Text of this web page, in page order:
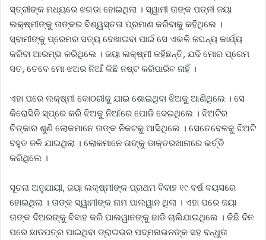
ସ୍ତ୍ରୀଙ୍କ ମଧ୍ୟରେ ଝଗଡା ହୋଇଥିଲା । ସ୍ୱାମୀ ତାଙ୍କ ପତ୍ନୀ ଜୟା
ଲକ୍ଷ୍ମୀଙ୍କୁ ତାଙ୍କର ବିଶ୍ୱସ୍ତତା ପ୍ରମାଣ କରିବାକୁ କହିଥିଲେ ।
ସ୍ବାମୀଙ୍କୁ ପ୍ରେମର ସତ୍ୟ ଦେଖାଇବା ପାଇଁ ସେ ଏଭଳି ଜଘନ୍ୟ କାର୍ଯ୍ୟ
କରିବା ଆରମ୍ଭ କରିଥିଲେ । ଜୟା ଲକ୍ଷ୍ମୀ କହିଛନ୍ତି, ଯଦି ମୋର ପ୍ରେମ
ସତ, ତେବେ ମୋ ଝଅର ନିଆଁ କିଛି ନଷ୍ଟ କରିପାରିବ ନାହିଁ ।
ଏହା ପରେ ଲକ୍ଷ୍ମୀ କୋଠରୀକୁ ଯାଇ ଶୋଇଥିବା ଝିଅକୁ ଆଣିଥିଲେ । ସେ
କିରୋସିନି ସ୍ପ୍ରେ କରି ଝିଅକୁ ନିଆଁରେ ପୋଡି ଦେଇଥିଲେ । ଝିଅଟିର
ଚିତ୍କାର ଶୁଣି ଲୋକମାନେ ତାଙ୍କ ନିକଟକୁ ଆସିଥିଲେ । ସେତେବେଳକୁ ଝିଅଟି
ବହୁତ ଜଳି ଯାଇଥିଲା । ଲୋକମାନେ ତାଙ୍କୁ ଡାକ୍ତରଖାନାରେ ଭର୍ତ୍ତି
କରିଥିଲେ ।
ସୂଚନା ଅନୁଯାୟୀ, ଜୟା ଲକ୍ଷ୍ମୀଙ୍କ ପ୍ରଥମ ବିବାହ ୧୯ ବର୍ଷ ବୟସରେ
ହୋଇଥିଲା । ତାଙ୍କ ସ୍ୱାମୀଙ୍କ ନାମ ପାଲୱାନ ଥିଲା । ଏହା ପରେ ଜୟା
ତାଙ୍କ ଦିଅରଙ୍କୁ ବିବାହ କରି ପାଲୱାନଙ୍କୁ ଛାଡି ଚାଲିଯାଇଥିଲେ । କିଛି ଦିନ
ପରେ ଛାଡପତ୍ର ପାଇଥିବା ଡ୍ରାଇଭର ପଦ୍ମନାଭନଙ୍କ ସହ ବନ୍ଧୁତା